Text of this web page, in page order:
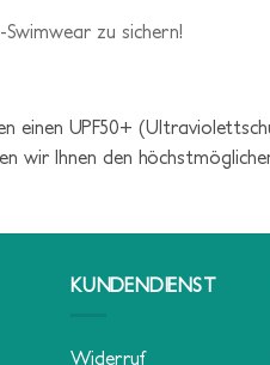
Swimwear zu sichern!
einen UPF50+
wir Ihnen den
KUNDENDIENST
Widerruf